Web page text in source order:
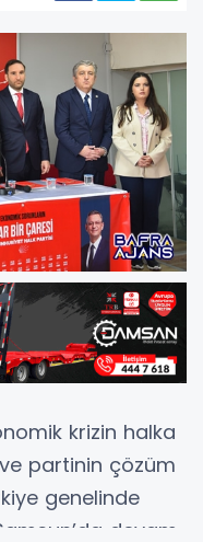
krizin halka
partinin çözüm
genelinde
devam